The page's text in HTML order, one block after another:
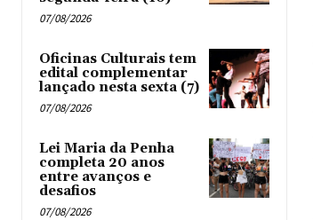
07/08/2026
Oficinas Culturais tem
edital complementar
lançado nesta sexta (7)
07/08/2026
Lei Maria da Penha
completa 20 anos
entre avanços e
desafios
07/08/2026